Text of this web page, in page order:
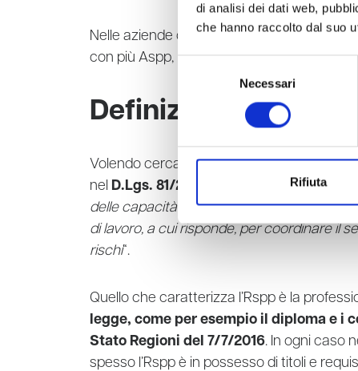
di analisi dei dati web,
che hanno raccolto dal suo
consenso
Necessari
Rifiuta
Nelle aziende di grandi dimensioni o con
con più Aspp, magari uno per ogni sito.
Definizione RSPP 81
Volendo cercare unadefinizione di RSPP
nel
D.Lgs. 81/2008 che definisce lafigura
delle capacità e dei requisiti professionali
di lavoro, a cui risponde, per coordinare il
rischi“.
Quello che caratterizza l’Rspp è la
legge, come per esempio il diploma e i
Stato Regioni del 7/7/2016. In ogni caso
spesso l’Rspp è in possesso di titoli e